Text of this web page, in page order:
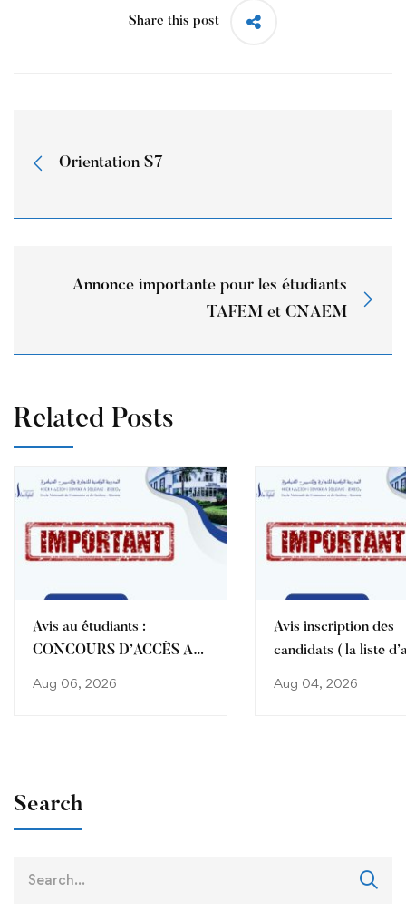
Share this post
Orientation S7
Annonce importante pour les étudiants
TAFEM et CNAEM
Related Posts
Avis au étudiants :
CONCOURS D’ACCÈS AU
Aug 06, 2026
Avis inscription des
candidats ( la liste
Aug 04, 2026
Search